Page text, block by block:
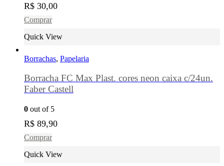
R$ 30,00
Comprar
Quick View
Borrachas, Papelaria
Borracha FC Max Plast. cores neon caixa c/24un.
Faber Castell
0 out of 5
R$ 89,90
Comprar
Quick View